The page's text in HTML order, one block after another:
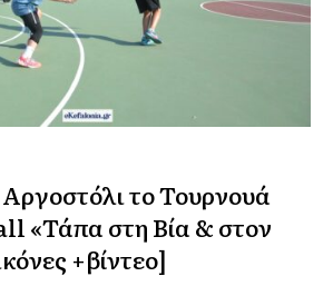
το Τουρνουά
«Τάπα στη Βία & στον
+βίντεο]